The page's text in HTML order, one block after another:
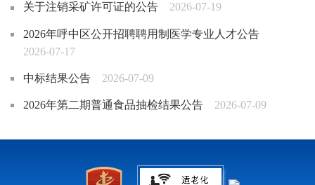
关于注销采矿许可证的公告 2026-07-19
2026年呼中区公开招聘聘用制医学专业人才公告
2026-07-17
中标结果公告 2026-07-09
2026年第二期普通食品抽检结果公告 2026-07-09